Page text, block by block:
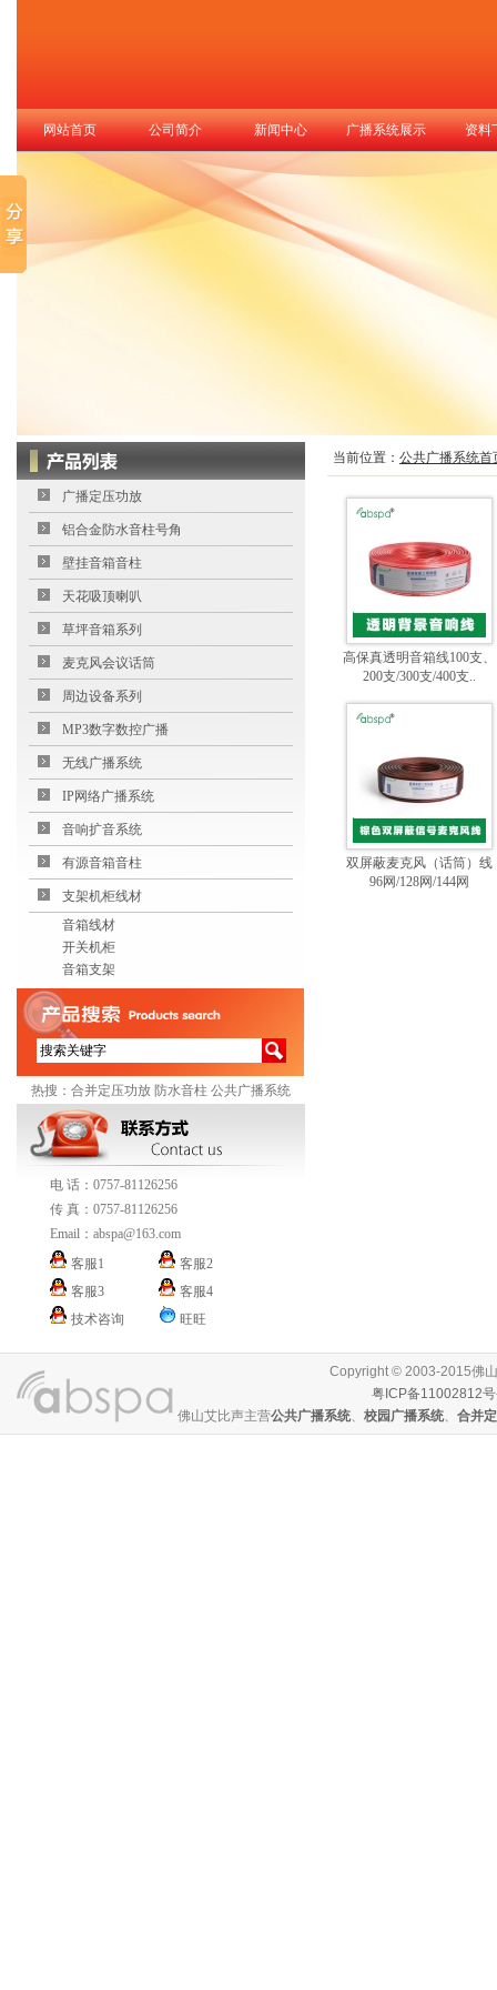
网站首页 公司简介 新闻中心 广播系统展示 资料
广播定压功放
铝合金防水音柱号角
壁挂音箱音柱
天花吸顶喇叭
草坪音箱系列
麦克风会议话筒
周边设备系列
MP3数字数控广播
无线广播系统
IP网络广播系统
音响扩音系统
有源音箱音柱
支架机柜线材
音箱线材
开关机柜
音箱支架
热搜： 合并定压功放 防水音柱 公共广播系统
电 话：0757-81126256
传 真：0757-81126256
Email： abspa@163.com
客服1
客服2
客服3
客服4
技术咨询
旺旺
当前位置： 公共广播系统首
高保真透明音箱线100支、
200支/300支/400支..
双屏蔽麦克风（话筒）线
96网/128网/144网
Copyright © 2003-2015佛
粤ICP备11002812
佛山艾比声主营公共广播系统、 校园广播系统、 合并